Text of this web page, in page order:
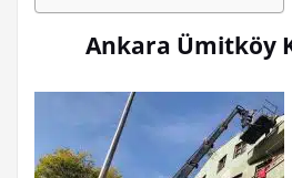
Ankara Ümitköy